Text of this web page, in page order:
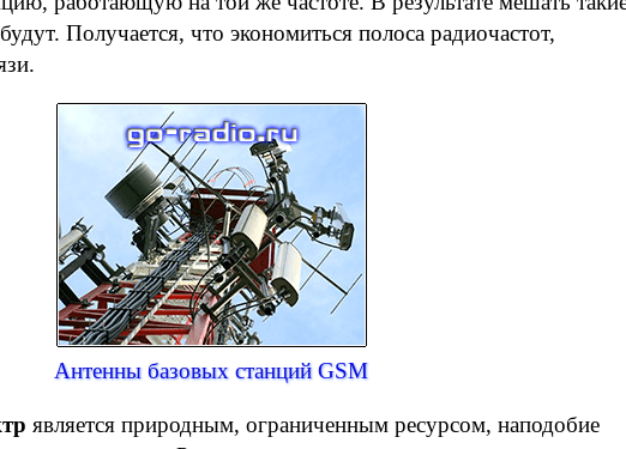
Получается, что экономиться полоса радиочастот,
Антенны базовых станций GSM
является природным, ограниченным ресурсом, наподобие